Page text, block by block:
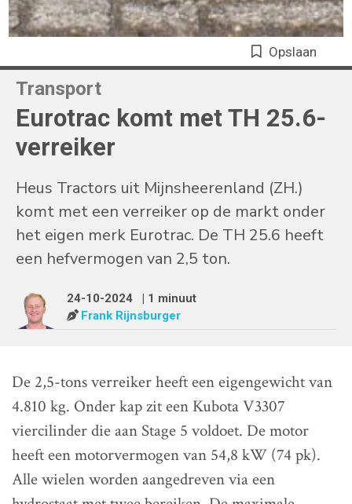
Opslaan
Transport
Eurotrac komt met TH 25.6-
verreiker
Heus Tractors uit Mijnsheerenland (ZH.)
komt met een verreiker op de markt onder
het eigen merk Eurotrac. De TH 25.6 heeft
een hefvermogen van 2,5 ton.
24-10-2024
| 1 minuut
Frank Rijnsburger
De 2,5-tons verreiker heeft een eigengewicht van
4.810 kg. Onder kap zit een Kubota V3307
viercilinder die aan Stage 5 voldoet. De motor
heeft een motorvermogen van 54,8 kW (74 pk).
Alle wielen worden aangedreven via een